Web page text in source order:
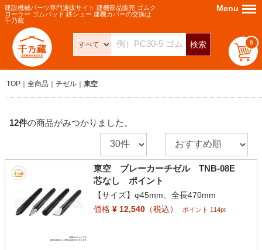
建設機械パーツ専門通販サイト 建機部品販売 ゴムク
ローラー ゴムパッド 鉄シュー 建機カバーの交換は
千乃蔵
検索 0
Menu Menu
TOP 全商品 チゼル 東空
12件の商品がみつかりました。
東空 ブレーカーチゼル TNB-08E
芯なし ポイント
【サイズ】φ45mm、全長470mm
価格¥ 12,540（税込） ポイント 114pt